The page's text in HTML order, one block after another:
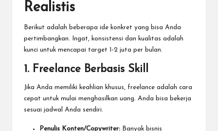
Realistis
Berikut adalah beberapa ide konkret yang bisa Anda
pertimbangkan. Ingat, konsistensi dan kualitas adalah
kunci untuk mencapai target 1-2 juta per bulan.
1. Freelance Berbasis Skill
Jika Anda memiliki keahlian khusus, freelance adalah cara
cepat untuk mulai menghasilkan uang. Anda bisa bekerja
sesuai jadwal Anda sendiri.
Penulis Konten/Copywriter: Banyak bisnis